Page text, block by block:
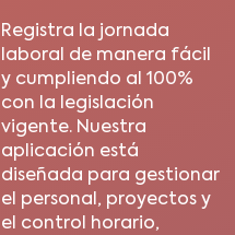
Registra la jornada
laboral de manera fácil
y cumpliendo al 100%
con la legislación
vigente. Nuestra
aplicación está
diseñada para gestionar
el personal, proyectos y
el control horario,